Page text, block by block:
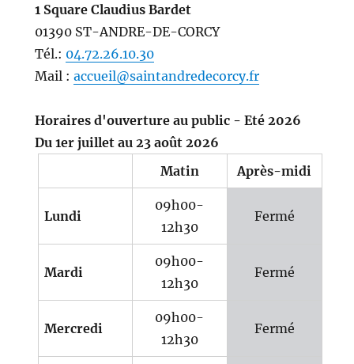
1 Square Claudius Bardet
01390 ST-ANDRE-DE-CORCY
Tél.: 04.72.26.10.30
Mail : accueil@saintandredecorcy.fr
Horaires d'ouverture au public - Eté 2026
Du 1er juillet au 23 août 2026
Matin
Après-midi
Lundi
09h00-
12h30
Fermé
Mardi
09h00-
12h30
Fermé
Mercredi
09h00-
12h30
Fermé